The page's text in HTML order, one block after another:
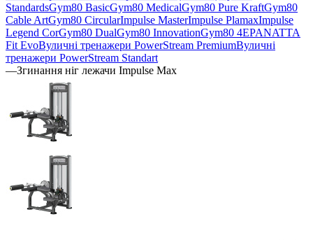
StandardsGym80 BasicGym80 MedicalGym80 Pure KraftGym80
Cable ArtGym80 CircularImpulse MasterImpulse PlamaxImpulse
Legend CorGym80 DualGym80 InnovationGym80 4EPANATTA
Fit EvoВуличні тренажери PowerStream PremiumВуличні
тренажери PowerStream Standart
—Згинання ніг лежачи Impulse Max